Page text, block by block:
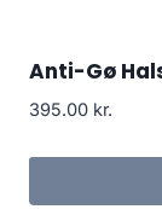
Anti-Gø
395.00 kr.